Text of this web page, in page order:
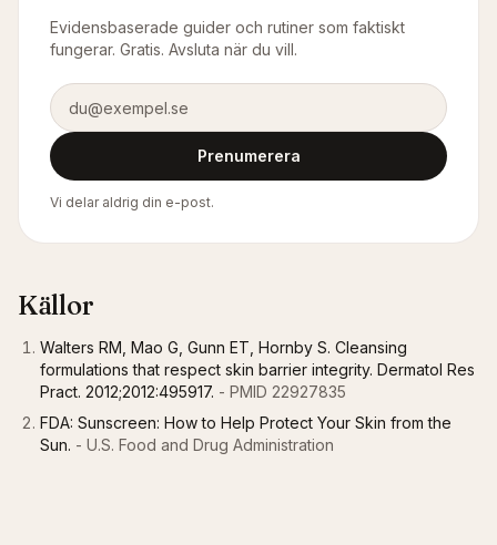
Evidensbaserade guider och rutiner som faktiskt
fungerar. Gratis. Avsluta när du vill.
E-postadress
Prenumerera
Vi delar aldrig din e-post.
Källor
Walters RM, Mao G, Gunn ET, Hornby S. Cleansing
formulations that respect skin barrier integrity. Dermatol Res
Pract. 2012;2012:495917. - PMID 22927835
FDA: Sunscreen: How to Help Protect Your Skin from the
Sun. - U.S. Food and Drug Administration